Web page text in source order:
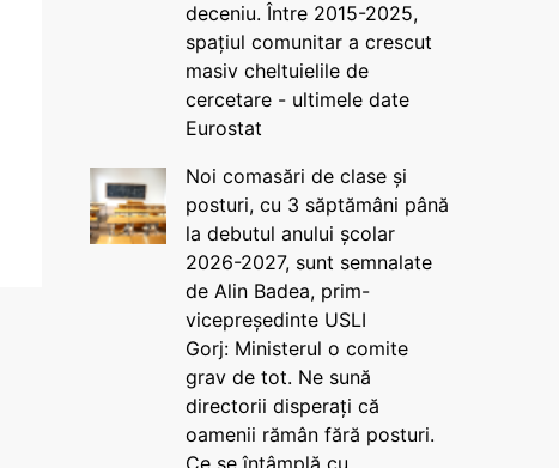
deceniu. Între 2015-2025,
spațiul comunitar a crescut
masiv cheltuielile de
cercetare - ultimele date
Eurostat
Noi comasări de clase și
posturi, cu 3 săptămâni până
la debutul anului școlar
2026-2027, sunt semnalate
de Alin Badea, prim-
vicepreședinte USLI
Gorj: Ministerul o comite
grav de tot. Ne sună
directorii disperați că
oamenii rămân fără posturi.
Ce se întâmplă cu